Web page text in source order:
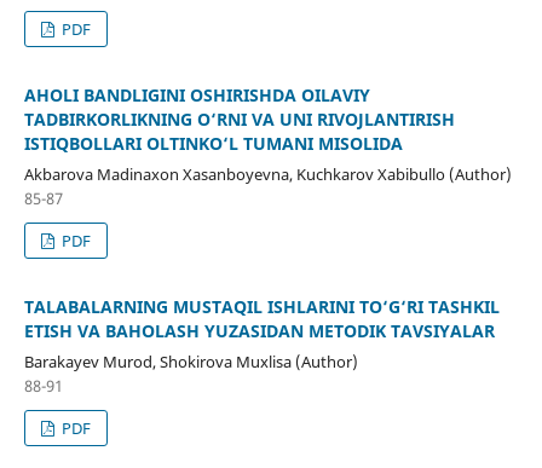
PDF
AHOLI BANDLIGINI OSHIRISHDA OILAVIY
TADBIRKORLIKNING O‘RNI VA UNI RIVOJLANTIRISH
ISTIQBOLLARI OLTINKO‘L TUMANI MISOLIDA
Akbarova Madinaxon Xasanboyevna, Kuchkarov Xabibullo (Author)
85-87
PDF
TALABALARNING MUSTAQIL ISHLARINI TO‘G‘RI TASHKIL
ETISH VA BAHOLASH YUZASIDAN METODIK TAVSIYALAR
Barakayev Murod, Shokirova Muxlisa (Author)
88-91
PDF